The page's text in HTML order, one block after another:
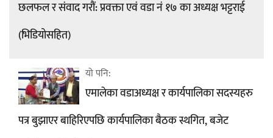
छलफल र संवाद गरौं: प्रवक्ता एवं वडा नं १७ का अध्यक्ष भट्टराई
(भिडियोसहित)
यो पनि:
एमालेका वडाअध्यक्ष र कार्यपालिका सदस्यहरु
पत्र बुझाएर बाहिरिएपछि कार्यपालिका बैठक स्थगित, बजेट